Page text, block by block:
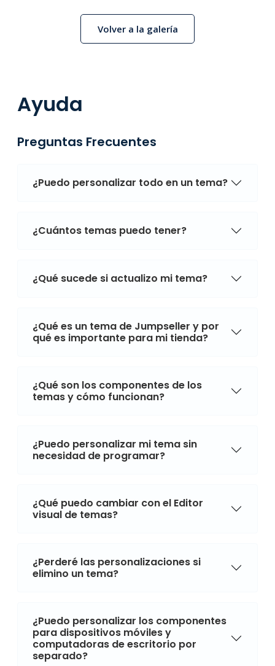
Volver a la galería
Ayuda
Preguntas Frecuentes
¿Puedo personalizar todo en un tema?
¿Cuántos temas puedo tener?
¿Qué sucede si actualizo mi tema?
¿Qué es un tema de Jumpseller y por
qué es importante para mi tienda?
¿Qué son los componentes de los
temas y cómo funcionan?
¿Puedo personalizar mi tema sin
necesidad de programar?
¿Qué puedo cambiar con el Editor
visual de temas?
¿Perderé las personalizaciones si
elimino un tema?
¿Puedo personalizar los componentes
para dispositivos móviles y
computadoras de escritorio por
separado?